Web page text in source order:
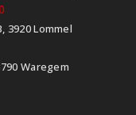
3920 Lommel
Waregem